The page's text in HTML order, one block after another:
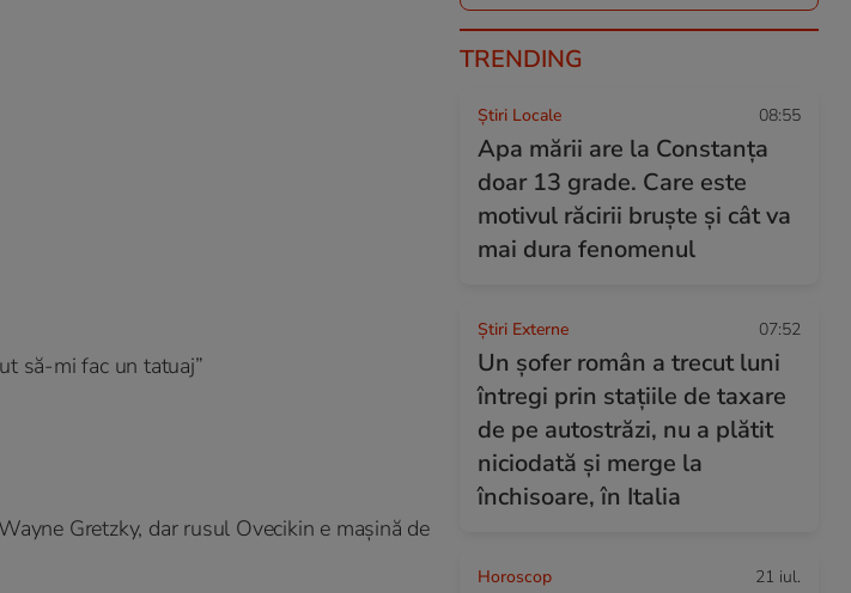
să-mi fac un tatuaj”
Gretzky, dar rusul Ovecikin e mașină de
TRENDING
Știri Locale 08:55
Apa mării are la Constanța
doar 13 grade. Care este
motivul răcirii bruște și cât va
mai dura fenomenul
Știri Externe 07:52
Un șofer român a trecut luni
întregi prin stațiile de taxare
de pe autostrăzi, nu a plătit
niciodată și merge la
închisoare, în Italia
Horoscop 21 iul.